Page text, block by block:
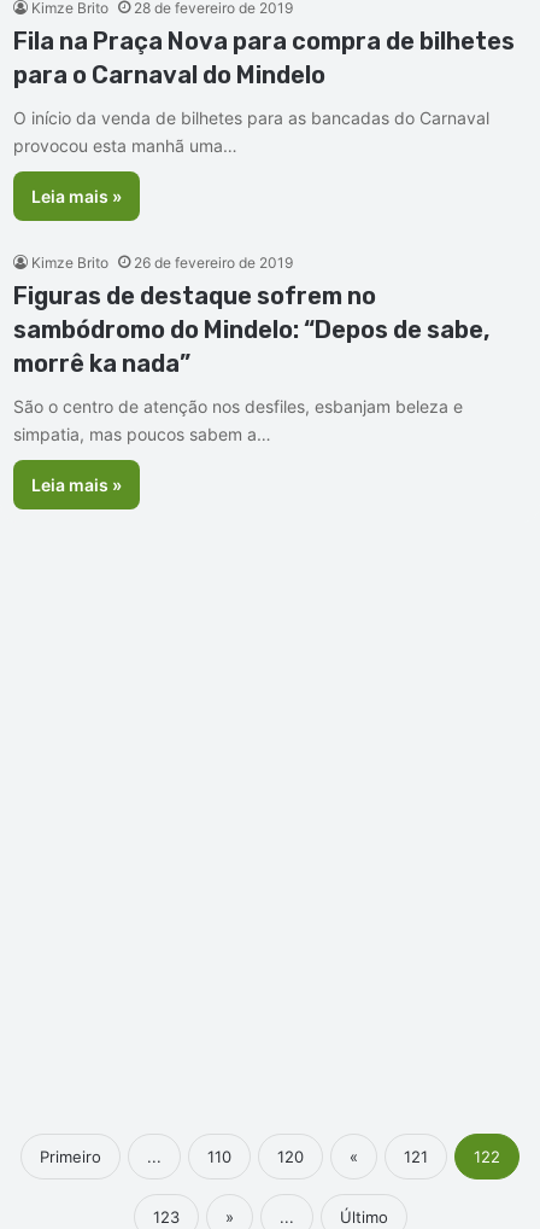
Kimze Brito 28 de fevereiro de 2019
Fila na Praça Nova para compra de bilhetes
para o Carnaval do Mindelo
O início da venda de bilhetes para as bancadas do Carnaval
provocou esta manhã uma…
Leia mais »
Kimze Brito 26 de fevereiro de 2019
Figuras de destaque sofrem no
sambódromo do Mindelo: “Depos de sabe,
morrê ka nada”
São o centro de atenção nos desfiles, esbanjam beleza e
simpatia, mas poucos sabem a…
Leia mais »
Primeiro ... 110 120 « 121 122
123 » ... Último